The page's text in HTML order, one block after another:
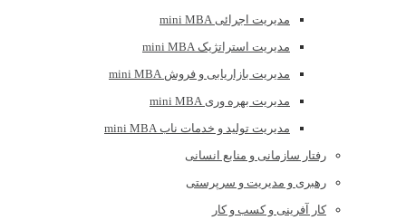
مدیریت اجرائی mini MBA
مدیریت استراتژیک mini MBA
مدیریت بازاریابی و فروش mini MBA
مدیریت بهره وری mini MBA
مدیریت تولید و خدمات ناب mini MBA
رفتار سازمانی و منابع انسانی
رهبری و مدیریت و سرپرستی
کار آفرینی و کسب و کار